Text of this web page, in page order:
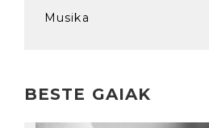
Musika
BESTE GAIAK